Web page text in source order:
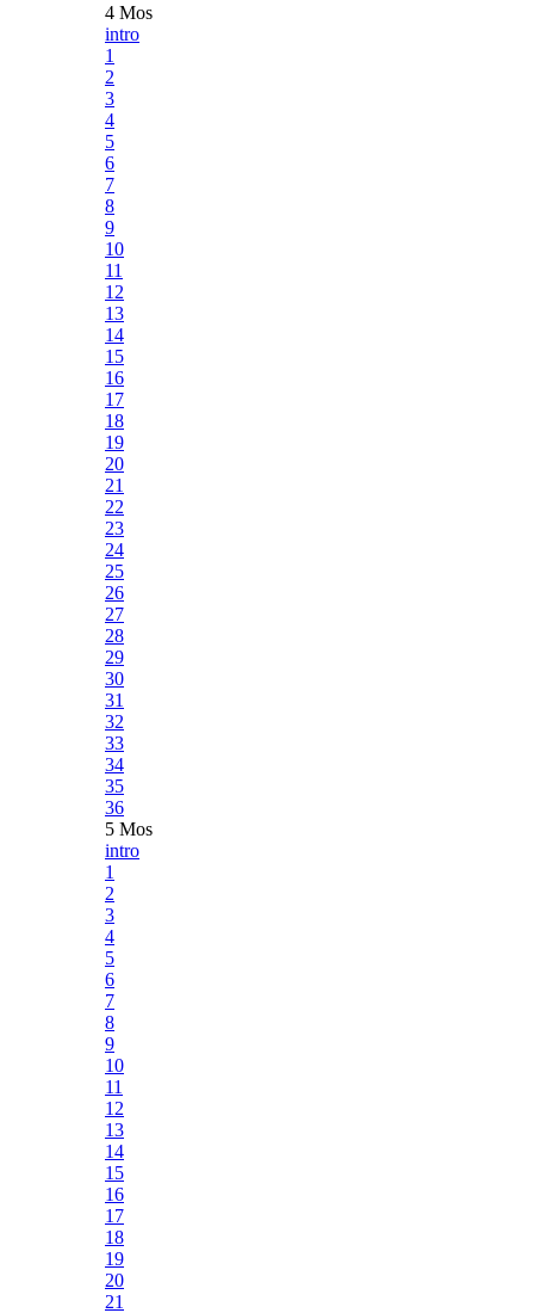
4 Mos
intro
1
2
3
4
5
6
7
8
9
10
11
12
13
14
15
16
17
18
19
20
21
22
23
24
25
26
27
28
29
30
31
32
33
34
35
36
5 Mos
intro
1
2
3
4
5
6
7
8
9
10
11
12
13
14
15
16
17
18
19
20
21